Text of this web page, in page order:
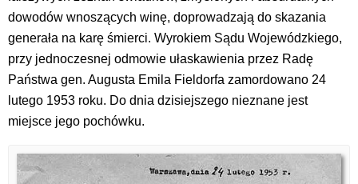
dowodów wnoszących winę, doprowadzają do skazania
generała na karę śmierci. Wyrokiem Sądu Wojewódzkiego,
przy jednoczesnej odmowie ułaskawienia przez Radę
Państwa gen. Augusta Emila Fieldorfa zamordowano 24
lutego 1953 roku. Do dnia dzisiejszego nieznane jest
miejsce jego pochówku.